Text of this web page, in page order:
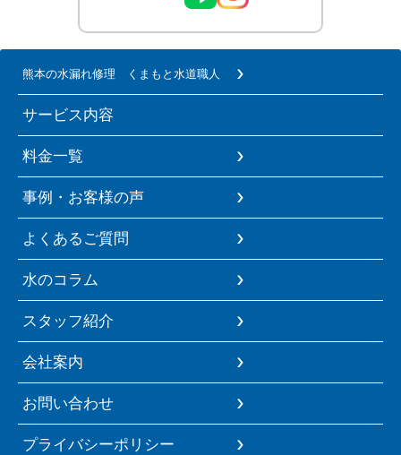
熊本の水漏れ修理 くまもと水道職人
サービス内容
料金一覧
事例・お客様の声
よくあるご質問
水のコラム
スタッフ紹介
会社案内
お問い合わせ
プライバシーポリシー